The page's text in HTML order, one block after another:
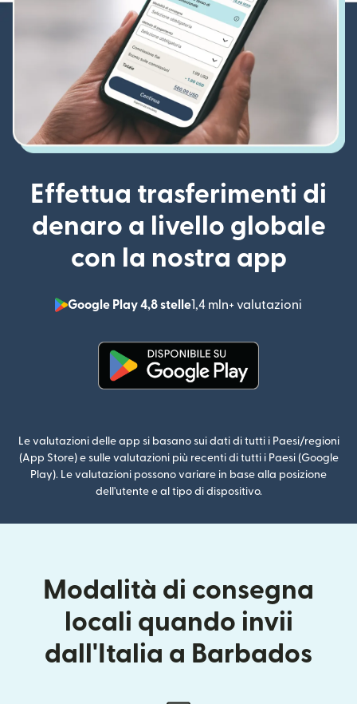
Effettua trasferimenti di
denaro a livello globale
con la nostra app
Google Play 4,8 stelle1,4 mln+ valutazioni
Le valutazioni delle app si basano sui dati di tutti i Paesi/regioni
(App Store) e sulle valutazioni più recenti di tutti i Paesi (Google
Play). Le valutazioni possono variare in base alla posizione
dell'utente e al tipo di dispositivo.
Modalità di consegna
locali quando invii
dall'Italia a Barbados